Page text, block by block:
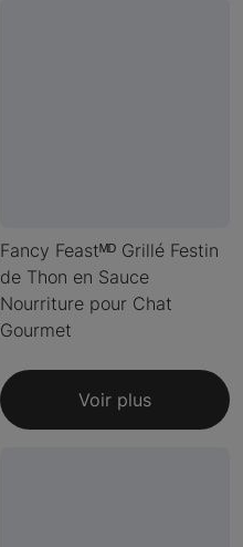
Fancy Feastᴹᴰ Grillé Festin
de Thon en Sauce
Nourriture pour Chat
Gourmet
Voir plus